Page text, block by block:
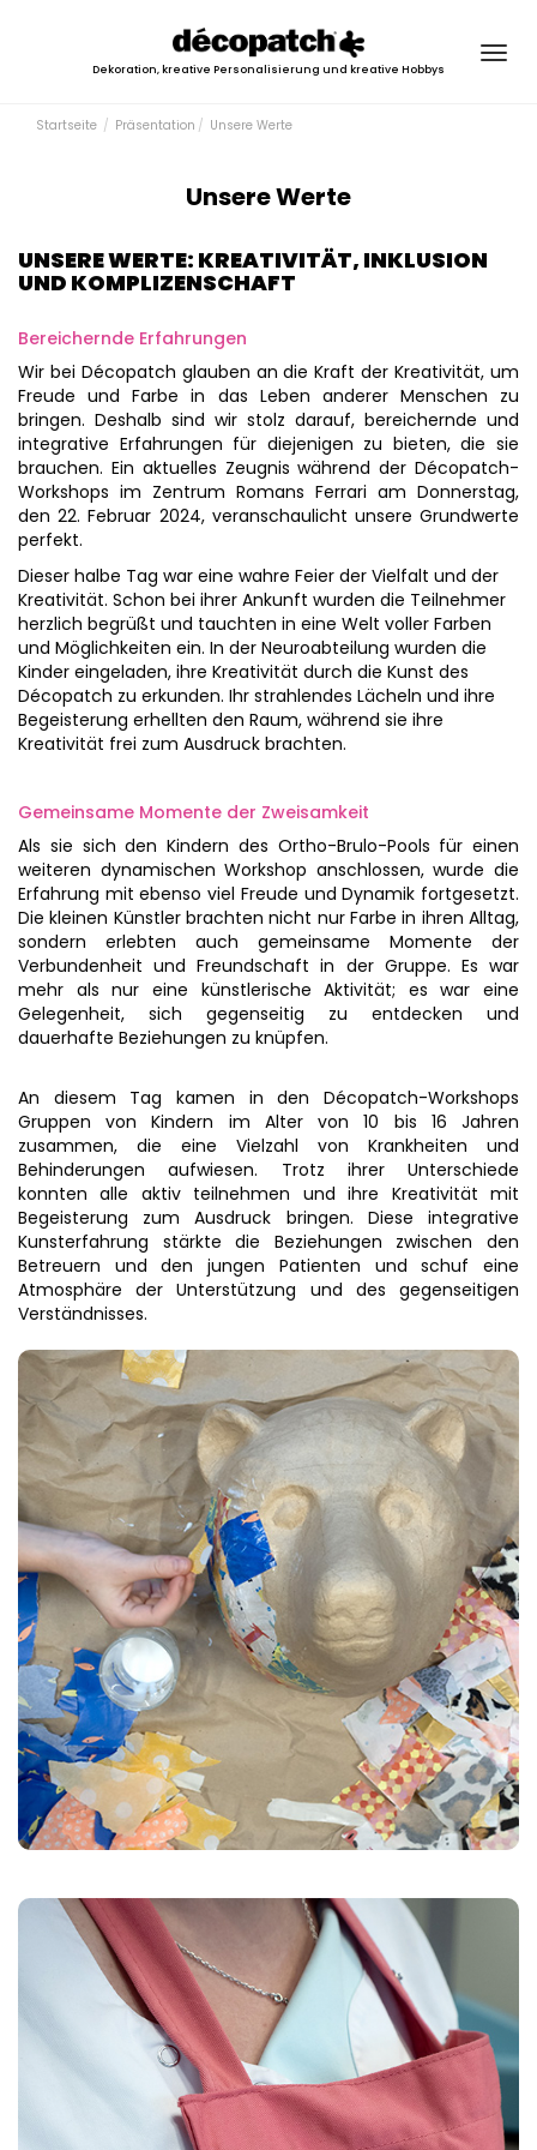
Dekoration, kreative Personalisierung und kreative Hobbys
Startseite Präsentation Unsere Werte
Unsere Werte
UNSERE WERTE: KREATIVITÄT, INKLUSION
UND KOMPLIZENSCHAFT
Bereichernde Erfahrungen
Wir bei Décopatch glauben an die Kraft der Kreativität, um
Freude und Farbe in das Leben anderer Menschen zu
bringen. Deshalb sind wir stolz darauf, bereichernde und
integrative Erfahrungen für diejenigen zu bieten, die sie
brauchen. Ein aktuelles Zeugnis während der Décopatch-
Workshops im Zentrum Romans Ferrari am Donnerstag,
den 22. Februar 2024, veranschaulicht unsere Grundwerte
perfekt.
Dieser halbe Tag war eine wahre Feier der Vielfalt und der
Kreativität. Schon bei ihrer Ankunft wurden die Teilnehmer
herzlich begrüßt und tauchten in eine Welt voller Farben
und Möglichkeiten ein. In der Neuroabteilung wurden die
Kinder eingeladen, ihre Kreativität durch die Kunst des
Décopatch zu erkunden. Ihr strahlendes Lächeln und ihre
Begeisterung erhellten den Raum, während sie ihre
Kreativität frei zum Ausdruck brachten.
Gemeinsame Momente der Zweisamkeit
Als sie sich den Kindern des Ortho-Brulo-Pools für einen
weiteren dynamischen Workshop anschlossen, wurde die
Erfahrung mit ebenso viel Freude und Dynamik fortgesetzt.
Die kleinen Künstler brachten nicht nur Farbe in ihren Alltag,
sondern erlebten auch gemeinsame Momente der
Verbundenheit und Freundschaft in der Gruppe. Es war
mehr als nur eine künstlerische Aktivität; es war eine
Gelegenheit, sich gegenseitig zu entdecken und
dauerhafte Beziehungen zu knüpfen.
An diesem Tag kamen in den Décopatch-Workshops
Gruppen von Kindern im Alter von 10 bis 16 Jahren
zusammen, die eine Vielzahl von Krankheiten und
Behinderungen aufwiesen. Trotz ihrer Unterschiede
konnten alle aktiv teilnehmen und ihre Kreativität mit
Begeisterung zum Ausdruck bringen. Diese integrative
Kunsterfahrung stärkte die Beziehungen zwischen den
Betreuern und den jungen Patienten und schuf eine
Atmosphäre der Unterstützung und des gegenseitigen
Verständnisses.